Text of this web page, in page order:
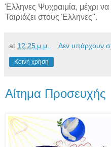
Έλληνες Ψυχραιμία, μέχρι
Ταιριάζει στους Έλληνες".
at 12:25 μ.μ. Δεν υπάρχουν
Κοινή χρήση
Αίτημα Προσευχής